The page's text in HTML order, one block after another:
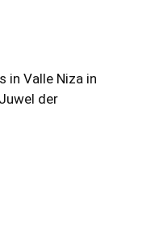
in Valle Niza in
der